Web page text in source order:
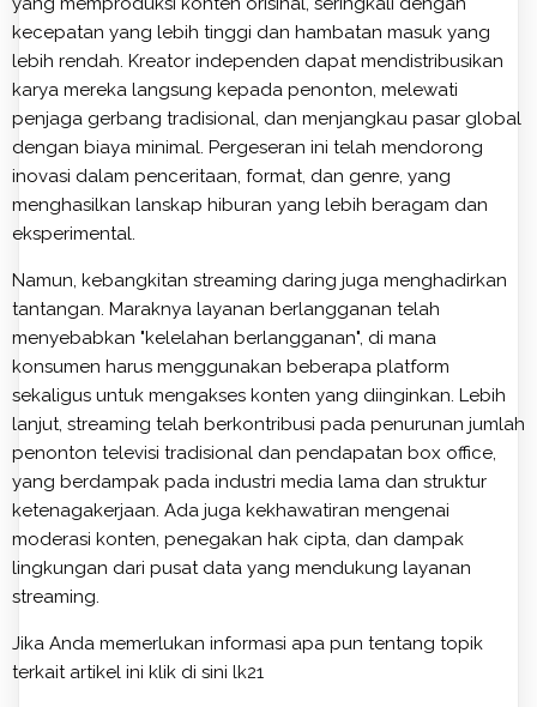
kecepatan yang lebih tinggi dan hambatan masuk yang
lebih rendah. Kreator independen dapat mendistribusikan
karya mereka langsung kepada penonton, melewati
penjaga gerbang tradisional, dan menjangkau pasar global
dengan biaya minimal. Pergeseran ini telah mendorong
inovasi dalam penceritaan, format, dan genre, yang
menghasilkan lanskap hiburan yang lebih beragam dan
eksperimental.
Namun, kebangkitan streaming daring juga menghadirkan
tantangan. Maraknya layanan berlangganan telah
menyebabkan "kelelahan berlangganan", di mana
konsumen harus menggunakan beberapa platform
sekaligus untuk mengakses konten yang diinginkan. Lebih
lanjut, streaming telah berkontribusi pada penurunan jumlah
penonton televisi tradisional dan pendapatan box office,
yang berdampak pada industri media lama dan struktur
ketenagakerjaan. Ada juga kekhawatiran mengenai
moderasi konten, penegakan hak cipta, dan dampak
lingkungan dari pusat data yang mendukung layanan
streaming.
Jika Anda memerlukan informasi apa pun tentang topik
terkait artikel ini klik di sini lk21